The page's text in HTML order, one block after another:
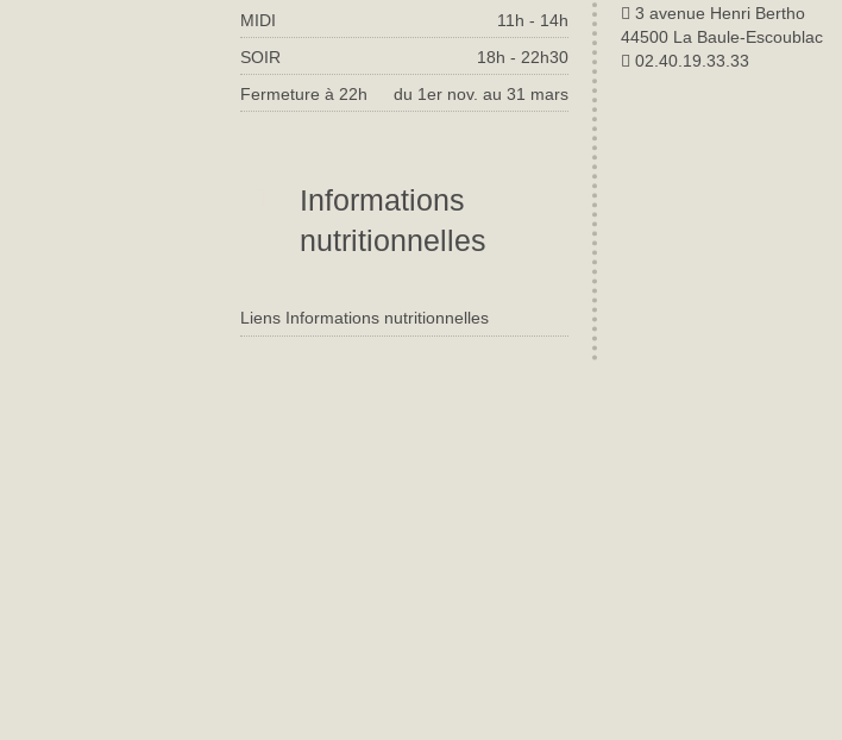
MIDI
11h - 14h
SOIR
18h - 22h30
Fermeture à 22h
du 1er nov. au 31 mars
Informations
nutritionnelles
Liens Informations nutritionnelles
3 avenue Henri Bertho
44500 La Baule-Escoublac
02.40.19.33.33